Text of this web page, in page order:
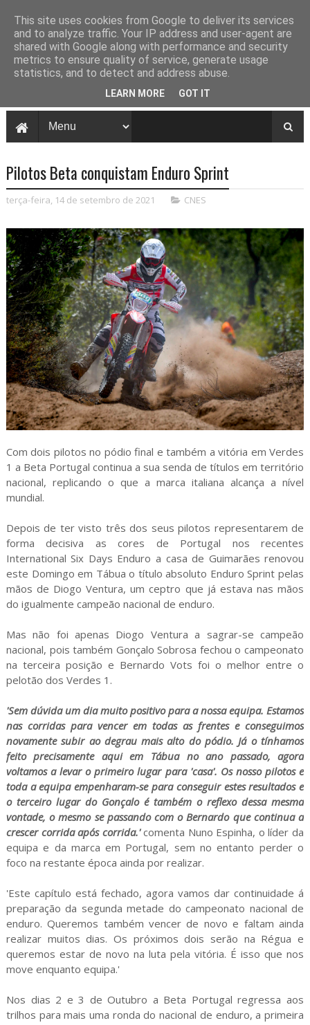
Pilotos Beta conquistam Enduro Sprint
terça-feira, 14 de setembro de 2021 CNES
Com dois pilotos no pódio final e também a vitória em Verdes
1 a Beta Portugal continua a sua senda de títulos em território
nacional, replicando o que a marca italiana alcança a nível
mundial.
Depois de ter visto três dos seus pilotos representarem de
forma decisiva as cores de Portugal nos recentes
International Six Days Enduro a casa de Guimarães renovou
este Domingo em Tábua o título absoluto Enduro Sprint pelas
mãos de Diogo Ventura, um ceptro que já estava nas mãos
do igualmente campeão nacional de enduro.
Mas não foi apenas Diogo Ventura a sagrar-se campeão
nacional, pois também Gonçalo Sobrosa fechou o campeonato
na terceira posição e Bernardo Vots foi o melhor entre o
pelotão dos Verdes 1.
'Sem dúvida um dia muito positivo para a nossa equipa. Estamos
nas corridas para vencer em todas as frentes e conseguimos
novamente subir ao degrau mais alto do pódio. Já o tínhamos
feito precisamente aqui em Tábua no ano passado, agora
voltamos a levar o primeiro lugar para 'casa'. Os nosso pilotos e
toda a equipa empenharam-se para conseguir estes resultados e
o terceiro lugar do Gonçalo é também o reflexo dessa mesma
vontade, o mesmo se passando com o Bernardo que continua a
crescer corrida após corrida.'comenta Nuno Espinha, o líder da
equipa e da marca em Portugal, sem no entanto perder o
foco na restante época ainda por realizar.
'Este capítulo está fechado, agora vamos dar continuidade á
preparação da segunda metade do campeonato nacional de
enduro. Queremos também vencer de novo e faltam ainda
realizar muitos dias. Os próximos dois serão na Régua e
queremos estar de novo na luta pela vitória. É isso que nos
move enquanto equipa.'
Nos dias 2 e 3 de Outubro a Beta Portugal regressa aos
trilhos para mais uma ronda do nacional de enduro, a primeira
This site uses cookies from Google to deliver its services
and to analyze traffic. Your IP address and user-agent are
shared with Google along with performance and security
metrics to ensure quality of service, generate usage
statistics, and to detect and address abuse.
LEARN MORE GOT IT